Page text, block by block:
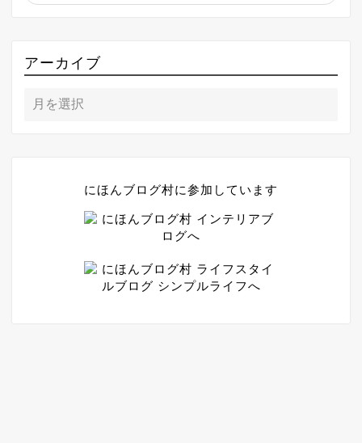
アーカイブ
にほんブログ村に参加しています